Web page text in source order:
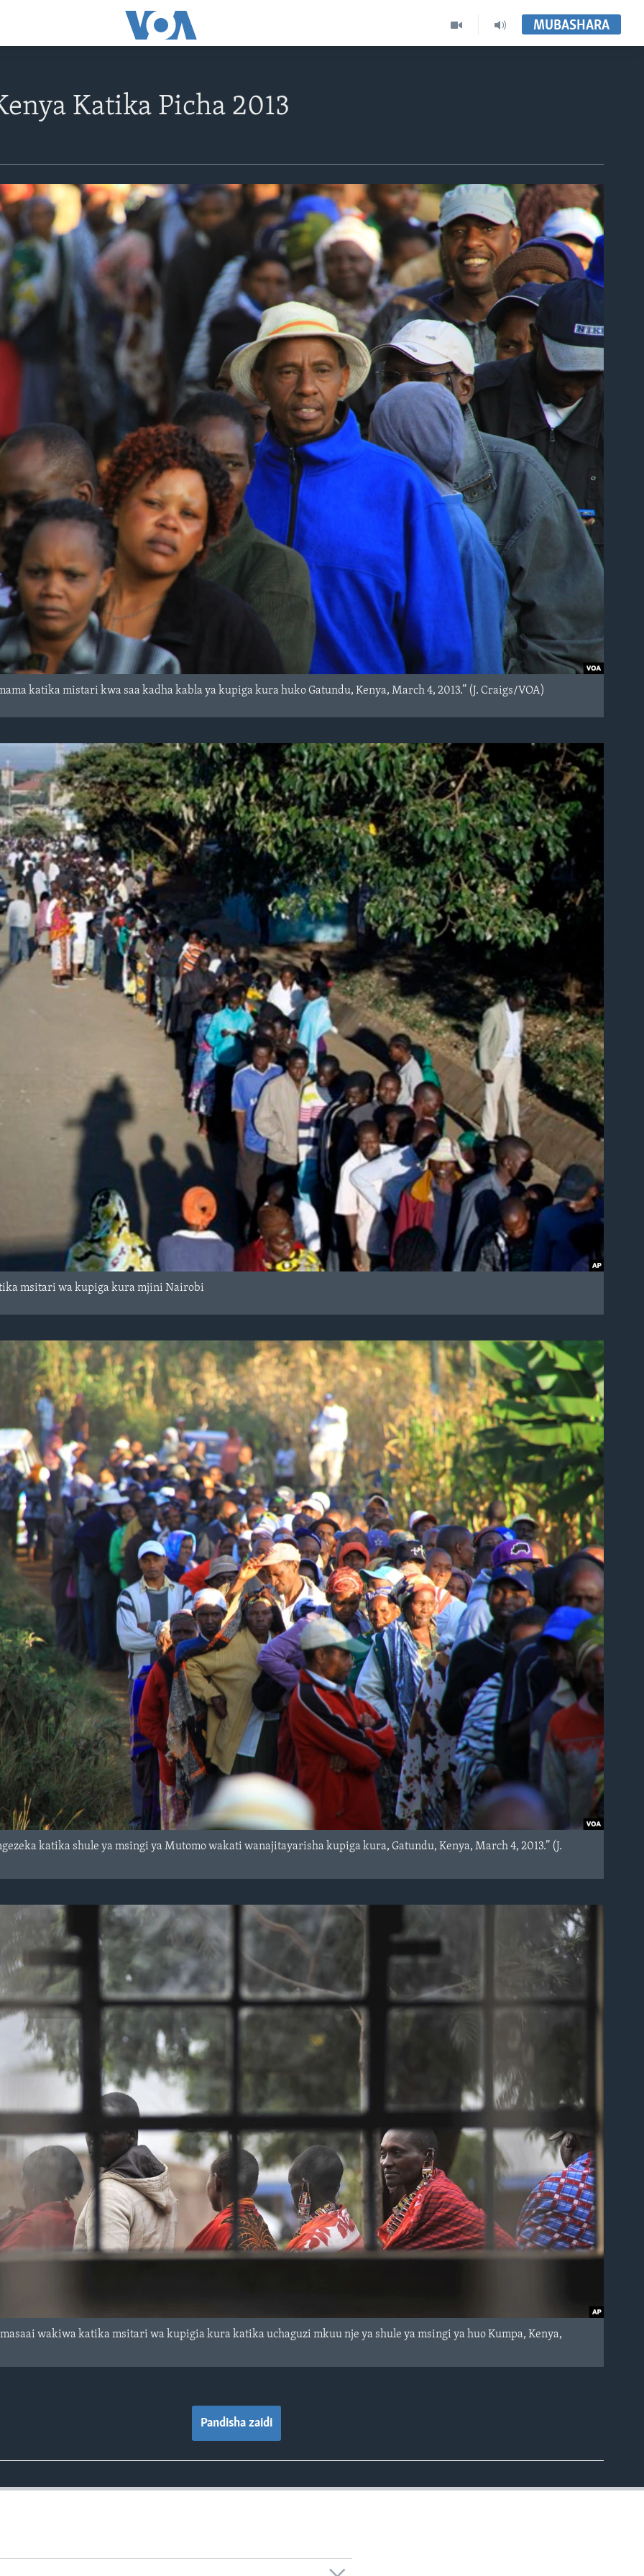
MUBASHARA
Katika Picha 2013
katika mistari kwa saa kadha kabla ya kupiga kura huko Gatundu, Kenya, March 4, 2013.” (J. Craigs/VOA)
msitari wa kupiga kura mjini Nairobi
katika shule ya msingi ya Mutomo wakati wanajitayarisha kupiga kura, Gatundu, Kenya, March 4, 2013.” (J.
wakiwa katika msitari wa kupigia kura katika uchaguzi mkuu nje ya shule ya msingi ya huo Kumpa, Kenya,
Pandisha zaidi